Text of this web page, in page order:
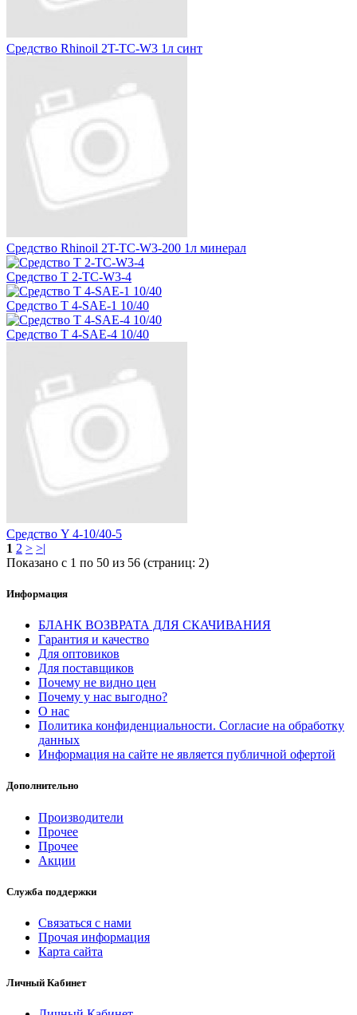
Средство Rhinoil 2T-TC-W3 1л синт
Средство Rhinoil 2T-TC-W3-200 1л минерал
Средство T 2-TC-W3-4
Средство T 4-SAE-1 10/40
Средство T 4-SAE-4 10/40
Средство Y 4-10/40-5
1 2 > >|
Показано с 1 по 50 из 56 (страниц: 2)
Информация
БЛАНК ВОЗВРАТА ДЛЯ СКАЧИВАНИЯ
Гарантия и качество
Для оптовиков
Для поставщиков
Почему не видно цен
Почему у нас выгодно?
О нас
Политика конфиденциальности. Согласие на обработку
данных
Информация на сайте не является публичной офертой
Дополнительно
Производители
Прочее
Прочее
Акции
Служба поддержки
Связаться с нами
Прочая информация
Карта сайта
Личный Кабинет